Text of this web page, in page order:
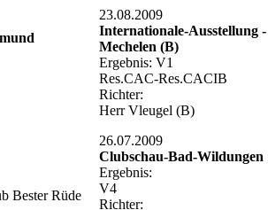
Bester Rüde
23.08.2009
Internationale-Ausstellung -
Mechelen (B)
Ergebnis: V1
Res.CAC-Res.CACIB
Richter:
Herr Vleugel (B)
26.07.2009
Clubschau-Bad-Wildungen
Ergebnis:
V4
Richter: